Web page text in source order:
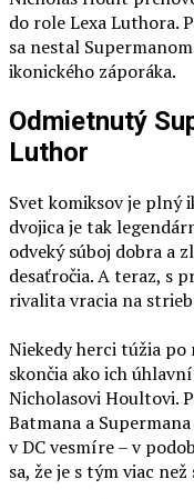
do role Lexa Luthora.
sa nestal
ikonického záporáka.
Odmietnutý
Luthor
Svet komiksov je plný
dvojica je tak
odveký súboj dobra a
desaťročia. A teraz, s
rivalita vracia na
Niekedy herci túžia
skončia ako ich
Nicholasovi Houltovi.
Batmana a
v DC vesmíre – v
sa, že je s tým viac